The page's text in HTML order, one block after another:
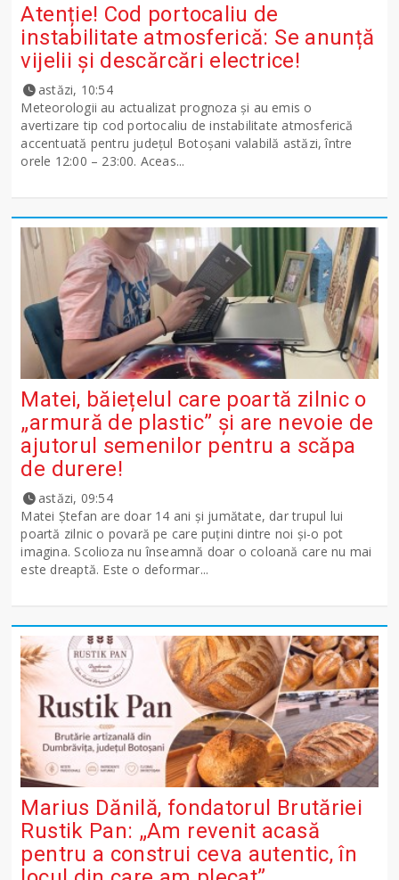
Atenție! Cod portocaliu de
instabilitate atmosferică: Se anunță
vijelii și descărcări electrice!
astăzi, 10:54
Meteorologii au actualizat prognoza și au emis o
avertizare tip cod portocaliu de instabilitate atmosferică
accentuată pentru județul Botoșani valabilă astăzi, între
orele 12:00 – 23:00. Aceas...
Matei, băiețelul care poartă zilnic o
„armură de plastic” și are nevoie de
ajutorul semenilor pentru a scăpa
de durere!
astăzi, 09:54
Matei Ștefan are doar 14 ani și jumătate, dar trupul lui
poartă zilnic o povară pe care puțini dintre noi și-o pot
imagina. Scolioza nu înseamnă doar o coloană care nu mai
este dreaptă. Este o deformar...
Marius Dănilă, fondatorul Brutăriei
Rustik Pan: „Am revenit acasă
pentru a construi ceva autentic, în